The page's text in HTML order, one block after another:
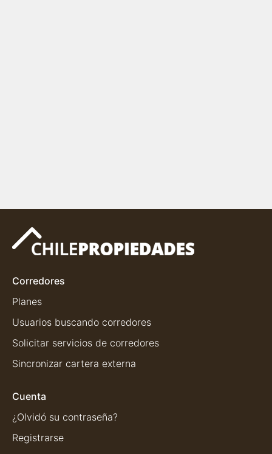
Corredores
Planes
Usuarios buscando corredores
Solicitar servicios de corredores
Sincronizar cartera externa
Cuenta
¿Olvidó su contraseña?
Registrarse